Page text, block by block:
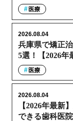
医療
兵庫県で矯正
5選！【2026年
2026.08.04
医療
【2026年最新
できる歯科医
2026.08.04